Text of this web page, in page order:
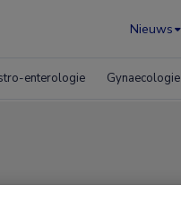
Nieuws
enterologie Gynaecologie